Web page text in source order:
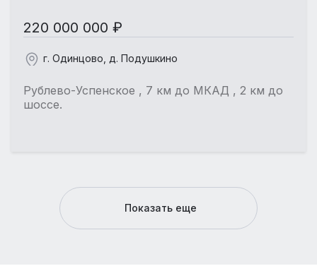
220 000 000 ₽
г. Одинцово, д. Подушкино
Рублево-Успенское , 7 км до МКАД , 2 км до
шоссе.
Показать еще